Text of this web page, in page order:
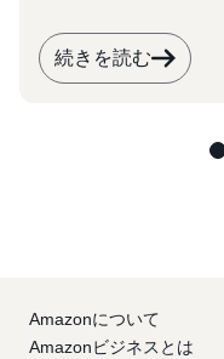
学・学校法人での
の皆様は、ぜひ本
続きを読む
Amazonについて
Amazonビジネスとは